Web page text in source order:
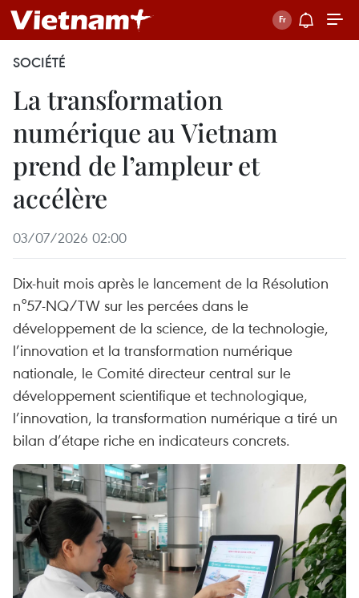
SOCIÉTÉ
La transformation
numérique au Vietnam
prend de l’ampleur et
accélère
03/07/2026 02:00
Dix-huit mois après le lancement de la Résolution
n°57-NQ/TW sur les percées dans le
développement de la science, de la technologie,
l’innovation et la transformation numérique
nationale, le Comité directeur central sur le
développement scientifique et technologique,
l’innovation, la transformation numérique a tiré un
bilan d’étape riche en indicateurs concrets.